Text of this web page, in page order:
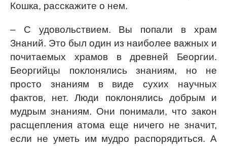
Кошка, расскажите о нем.
– С удовольствием. Вы попали в храм
Знаний. Это был один из наиболее важных и
почитаемых храмов в древней Беоргии.
Беоргийцы поклонялись знаниям, но не
просто знаниям в виде сухих научных
фактов, нет. Люди поклонялись добрым и
мудрым знаниям. Они понимали, что закон
расщепления атома еще ничего не значит,
если не уметь им мудро распорядиться. А